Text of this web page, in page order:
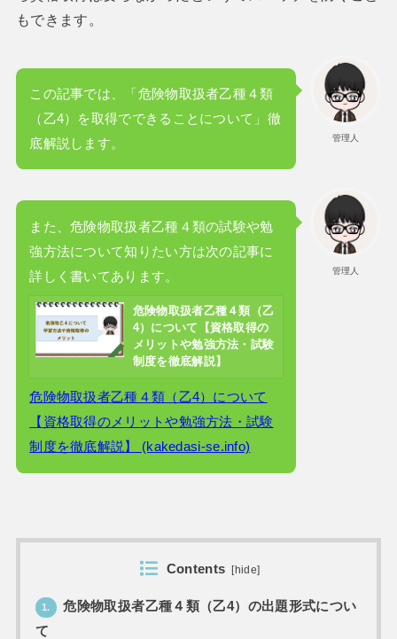
もできます。
管理人
この記事では、「危険物取扱者乙種４類
（乙4）を取得でできることについて」徹
底解説します。
管理人
また、危険物取扱者乙種４類の試験や勉
強方法について知りたい方は次の記事に
詳しく書いてあります。
危険物取扱者乙種４類（乙
4）について【資格取得の
メリットや勉強方法・試験
制度を徹底解説】
危険物取扱者乙種４類（乙4）について
【資格取得のメリットや勉強方法・試験
制度を徹底解説】 (kakedasi-se.info)
Contents [hide]
1.
危険物取扱者乙種４類（乙4）の出題形式につい
て